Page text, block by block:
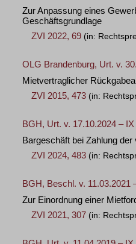
Zur Anpassung eines
Geschäftsgrundlage
ZVI 2022, 69 (in:
OLG Brandenburg, Urt. v.
Mietvertraglicher
ZVI 2015, 473 (in:
BGH, Urt. v. 17.10.2024 –
Bargeschäft bei Zahlung
ZVI 2024, 483 (in:
BGH, Beschl. v. 11.03.2021
Zur Einordnung einer
ZVI 2021, 307 (in: